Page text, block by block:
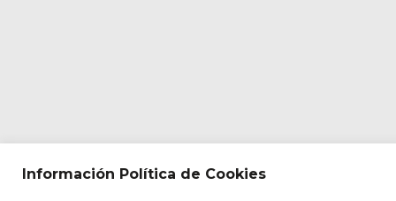
Información Política de Cookies